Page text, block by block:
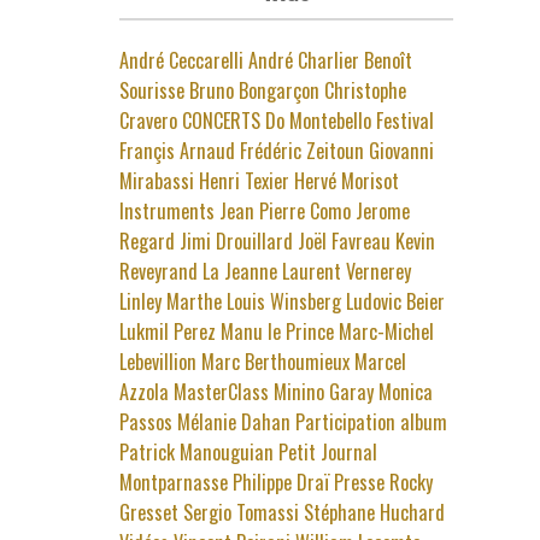
André Ceccarelli André Charlier Benoît
Sourisse Bruno Bongarçon Christophe
Cravero CONCERTS Do Montebello Festival
Françis Arnaud Frédéric Zeitoun Giovanni
Mirabassi Henri Texier Hervé Morisot
Instruments Jean Pierre Como Jerome
Regard Jimi Drouillard Joël Favreau Kevin
Reveyrand La Jeanne Laurent Vernerey
Linley Marthe Louis Winsberg Ludovic Beier
Lukmil Perez Manu le Prince Marc-Michel
Lebevillion Marc Berthoumieux Marcel
Azzola MasterClass Minino Garay Monica
Passos Mélanie Dahan Participation album
Patrick Manouguian Petit Journal
Montparnasse Philippe Draï Presse Rocky
Gresset Sergio Tomassi Stéphane Huchard